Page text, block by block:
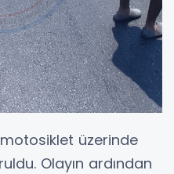
üzerinde
Olayın ardından